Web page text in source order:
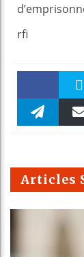
rfi
Faceboo
m
Articles